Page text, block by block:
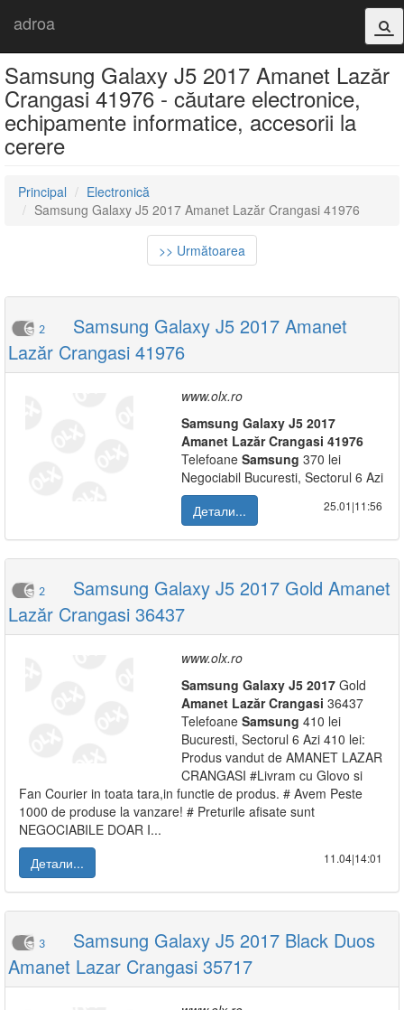
adroa
Samsung Galaxy J5 2017 Amanet Lazăr
Crangasi 41976 - căutare electronice,
echipamente informatice, accesorii la
cerere
Principal
Electronică
Samsung Galaxy J5 2017 Amanet Lazăr Crangasi 41976
>> Următoarea
2
Samsung Galaxy J5 2017 Amanet
Lazăr Crangasi 41976
www.olx.ro
Samsung Galaxy J5 2017
Amanet Lazăr Crangasi 41976
Telefoane Samsung 370 lei
Negociabil Bucuresti, Sectorul 6 Azi
Детали...
25.01|11:56
2
Samsung Galaxy J5 2017 Gold Amanet
Lazăr Crangasi 36437
www.olx.ro
Samsung Galaxy J5 2017 Gold
Amanet Lazăr Crangasi 36437
Telefoane Samsung 410 lei
Bucuresti, Sectorul 6 Azi 410 lei:
Produs vandut de AMANET LAZAR
CRANGASI #Livram cu Glovo si
Fan Courier in toata tara,in functie de produs. # Avem Peste
1000 de produse la vanzare! # Preturile afisate sunt
NEGOCIABILE DOAR I...
Детали...
11.04|14:01
3
Samsung Galaxy J5 2017 Black Duos
Amanet Lazar Crangasi 35717